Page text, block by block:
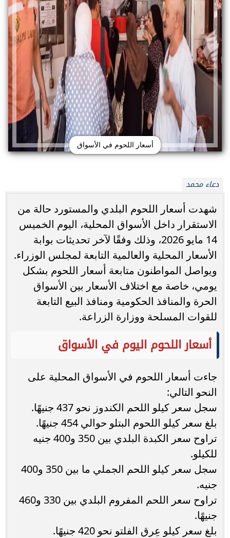
أسعار اللحوم في الأسواق
دعاء محمد
شهدت أسعار اللحوم البلدي والمستورد حالة من
الاستقرار داخل الأسواق المحلية، اليوم الخميس
14 مايو 2026، وذلك وفقًا لآخر تحديثات بوابة
الأسعار المحلية والعالمية التابعة لمجلس الوزراء.
ويواصل المواطنون متابعة أسعار اللحوم بشكل
يومي، خاصة مع اختلاف الأسعار بين الأسواق
الحرة والمنافذ الحكومية ومنافذ البيع التابعة
للقوات المسلحة ووزارة الزراعة.
أسعار اللحوم اليوم في الأسواق
جاءت أسعار اللحوم في الأسواق المحلية على
النحو التالي:
سجل سعر كيلو اللحم الكندوز نحو 437 جنيهًا.
بلغ سعر كيلو اللحوم البتلو حوالي 454 جنيهًا.
تراوح سعر الكبدة البلدي بين 350 و400 جنيه
للكيلو.
سجل سعر كيلو اللحم الجملي ما بين 350 و400
جنيه.
تراوح سعر اللحم المفروم البلدي بين 330 و460
جنيهًا.
بلغ سعر كيلو عِرق الفلتو نحو 420 جنيهًا.